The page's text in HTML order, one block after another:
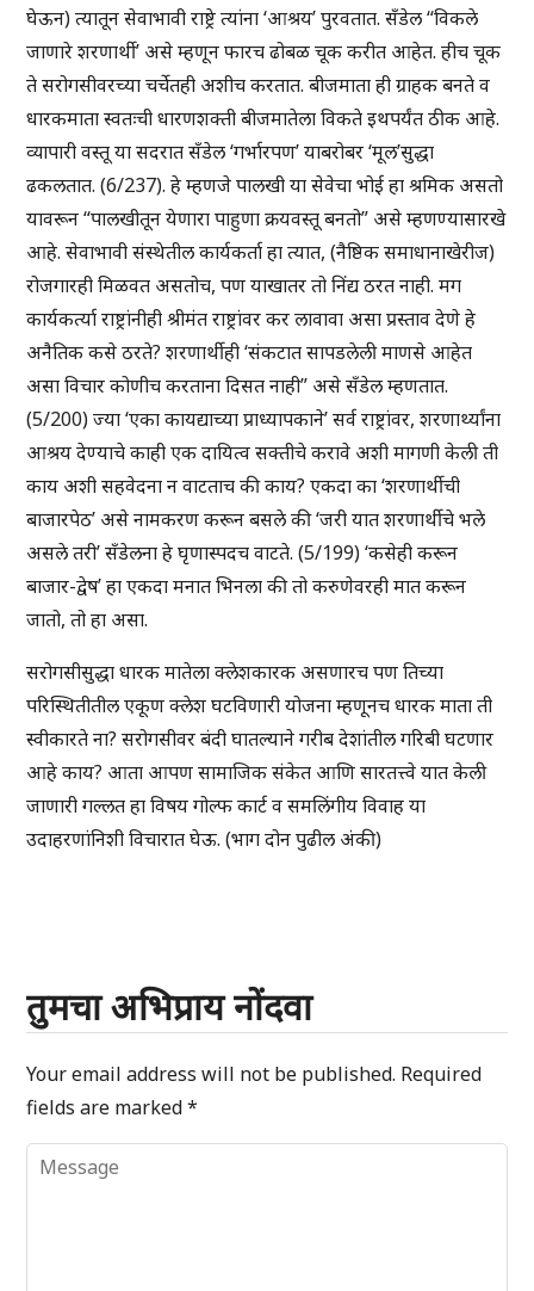
घेऊन) त्यातून सेवाभावी राष्ट्रे त्यांना ‘आश्रय’ पुरवतात. सँडेल “विकले
जाणारे शरणार्थी’ असे म्हणून फारच ढोबळ चूक करीत आहेत. हीच चूक
ते सरोगसीवरच्या चर्चेतही अशीच करतात. बीजमाता ही ग्राहक बनते व
धारकमाता स्वतःची धारणशक्ती बीजमातेला विकते इथपर्यंत ठीक आहे.
व्यापारी वस्तू या सदरात सँडेल ‘गर्भारपण’ याबरोबर ‘मूल’सुद्धा
ढकलतात. (6/237). हे म्हणजे पालखी या सेवेचा भोई हा श्रमिक असतो
यावरून “पालखीतून येणारा पाहुणा क्रयवस्तू बनतो” असे म्हणण्यासारखे
आहे. सेवाभावी संस्थेतील कार्यकर्ता हा त्यात, (नैष्ठिक समाधानाखेरीज)
रोजगारही मिळवत असतोच, पण याखातर तो निंद्य ठरत नाही. मग
कार्यकर्त्या राष्ट्रांनीही श्रीमंत राष्ट्रांवर कर लावावा असा प्रस्ताव देणे हे
अनैतिक कसे ठरते? शरणार्थीही ‘संकटात सापडलेली माणसे आहेत
असा विचार कोणीच करताना दिसत नाही” असे सँडेल म्हणतात.
(5/200) ज्या ‘एका कायद्याच्या प्राध्यापकाने’ सर्व राष्ट्रांवर, शरणार्थ्यांना
आश्रय देण्याचे काही एक दायित्व सक्तीचे करावे अशी मागणी केली ती
काय अशी सहवेदना न वाटताच की काय? एकदा का ‘शरणार्थीची
बाजारपेठ’ असे नामकरण करून बसले की ‘जरी यात शरणार्थीचे भले
असले तरी’ सँडेलना हे घृणास्पदच वाटते. (5/199) ‘कसेही करून
बाजार-द्वेष’ हा एकदा मनात भिनला की तो करुणेवरही मात करून
जातो, तो हा असा.
सरोगसीसुद्धा धारक मातेला क्लेशकारक असणारच पण तिच्या
परिस्थितीतील एकूण क्लेश घटविणारी योजना म्हणूनच धारक माता ती
स्वीकारते ना? सरोगसीवर बंदी घातल्याने गरीब देशांतील गरिबी घटणार
आहे काय? आता आपण सामाजिक संकेत आणि सारतत्त्वे यात केली
जाणारी गल्लत हा विषय गोल्फ कार्ट व समलिंगीय विवाह या
उदाहरणांनिशी विचारात घेऊ. (भाग दोन पुढील अंकी)
तुमचा अभिप्राय नोंदवा
Your email address will not be published. Required
fields are marked*